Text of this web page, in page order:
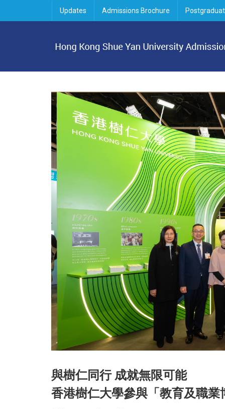
Updates Admissions Brochure
與樹仁同行 成就無限可能
香港樹仁大學參與「教育及職業